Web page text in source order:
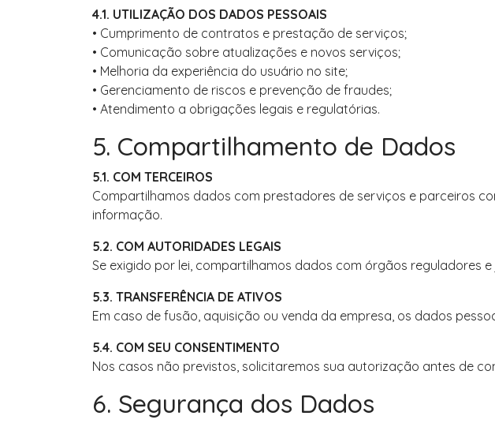
4.1. UTILIZAÇÃO DOS DADOS PESSOAIS
• Cumprimento de contratos e prestação de serviços;
• Comunicação sobre atualizações e novos serviços;
• Melhoria da experiência do usuário no site;
• Gerenciamento de riscos e prevenção de fraudes;
• Atendimento a obrigações legais e regulatórias.
5. Compartilhamento de Dados
5.1. COM TERCEIROS
Compartilhamos dados com prestadores de serviços e parceiros
informação.
5.2. COM AUTORIDADES LEGAIS
Se exigido por lei, compartilhamos dados com órgãos reguladores e
5.3. TRANSFERÊNCIA DE ATIVOS
Em caso de fusão, aquisição ou venda da empresa, os dados
5.4. COM SEU CONSENTIMENTO
Nos casos não previstos, solicitaremos sua autorização antes de
6. Segurança dos Dados